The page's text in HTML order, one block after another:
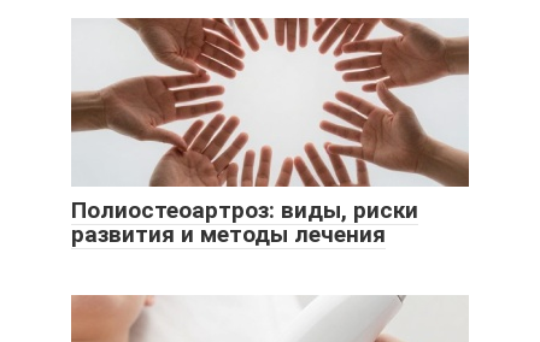
Полиостеоартроз: виды, риски
развития и методы лечения